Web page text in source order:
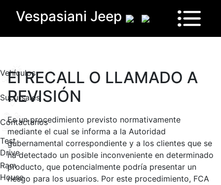
Vespasiani Jeep
Vehículos
Sucursales
Contactanos
Test
Drive
Ram
House
El RECALL O LLAMADO A
REVISIÓN
Es un procedimiento previsto normativamente
mediante el cual se informa a la Autoridad
gubernamental correspondiente y a los clientes que se
ha detectado un posible inconveniente en determinado
producto, que potencialmente podría presentar un
riesgo para los usuarios. Por este procedimiento, FCA